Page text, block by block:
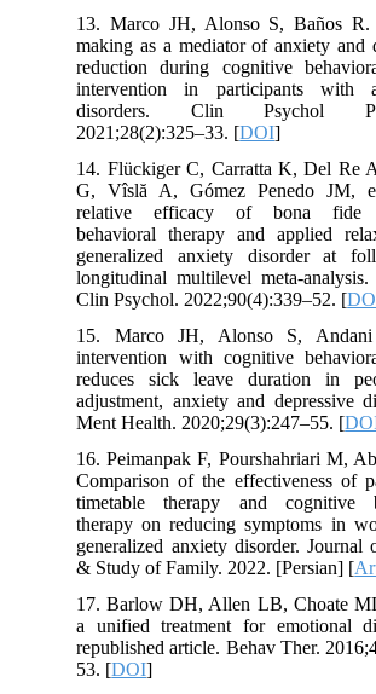
13. Marco JH, Alonso S, Baños R.
making as a mediator of anxiety and
reduction during cognitive
intervention in participants with
disorders. Clin Psychol
2021;28(2):325–33. [DOI
14. Flückiger C, Carratta K, Del Re
G, Vîslă A, Gómez Penedo JM,
relative efficacy of bona fide
behavioral therapy and applied
generalized anxiety disorder at
longitudinal multilevel meta-
Clin Psychol. 2022;90(4):339–52. [
15. Marco JH, Alonso S,
intervention with cognitive
reduces sick leave duration in
adjustment, anxiety and depressive
Ment Health. 2020;29(3):247–55. [
16. Peimanpak F, Pourshahriari M,
Comparison of the effectiveness of
timetable therapy and cognitive
therapy on reducing symptoms in
generalized anxiety disorder.
& Study of Family. 2022. [Persian] [
17. Barlow DH, Allen LB, Choate
a unified treatment for emotional
republished article. Behav Ther.
53. [DOI